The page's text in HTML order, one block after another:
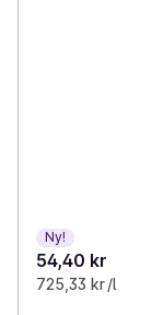
Ny!
54,40 kr
725,33 kr /l